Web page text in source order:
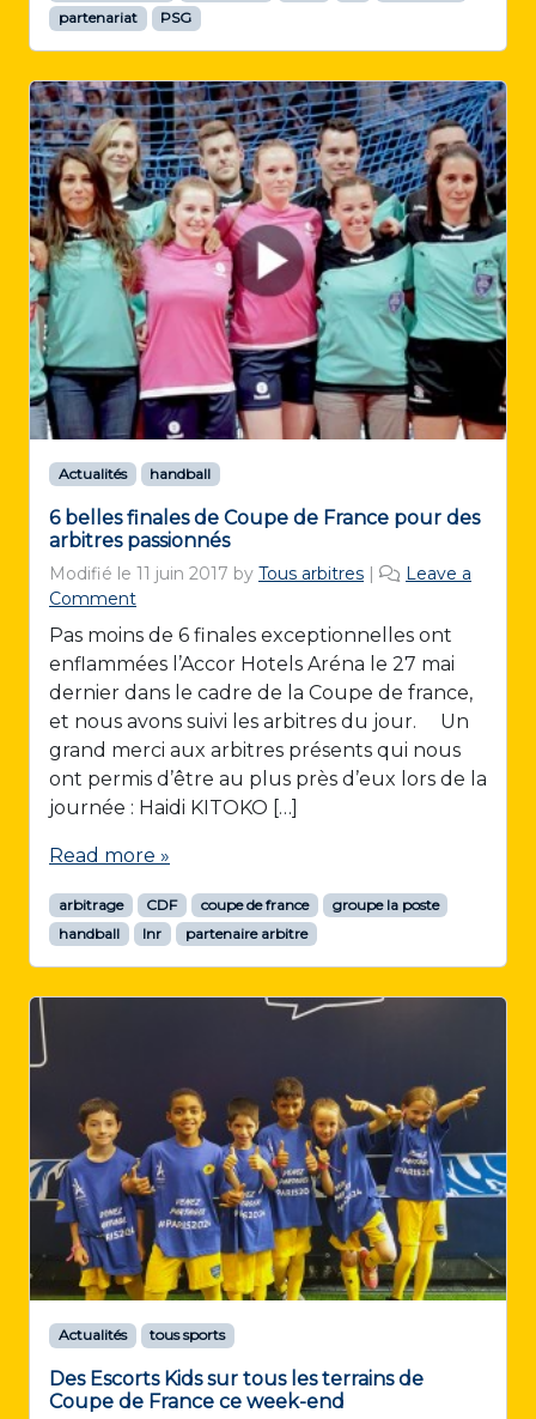
partenariat
PSG
Actualités handball
6 belles finales de Coupe de France pour des
arbitres passionnés
Modifié le 11 juin 2017 by Tous arbitres |
Leave a
Comment
Pas moins de 6 finales exceptionnelles ont
enflammées l’Accor Hotels Aréna le 27 mai
dernier dans le cadre de la Coupe de france,
et nous avons suivi les arbitres du jour. Un
grand merci aux arbitres présents qui nous
ont permis d’être au plus près d’eux lors de la
journée : Haidi KITOKO […]
Read more »
arbitrage CDF coupe de france
groupe la poste
handball
lnr partenaire arbitre
Actualités tous sports
Des Escorts Kids sur tous les terrains de
Coupe de France ce week-end